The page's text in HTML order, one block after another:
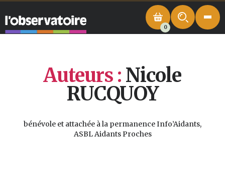
0
Auteurs : Nicole
RUCQUOY
bénévole et attachée à la permanence Info’Aidants,
ASBL Aidants Proches